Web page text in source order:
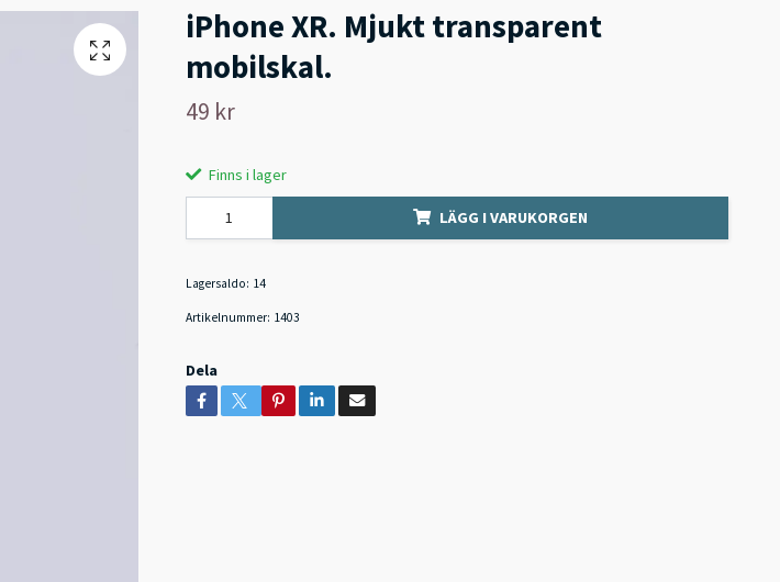
iPhone XR. Mjukt transparent
mobilskal.
49 kr
Finns i lager
LÄGG I VARUKORGEN
Lagersaldo: 14
Artikelnummer: 1403
Dela